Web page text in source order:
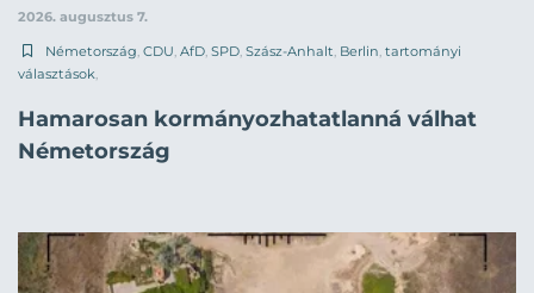
2026. augusztus 7.
Németország CDU AfD SPD Szász-Anhalt Berlin tartományi
választások
Hamarosan kormányozhatatlanná válhat
Németország